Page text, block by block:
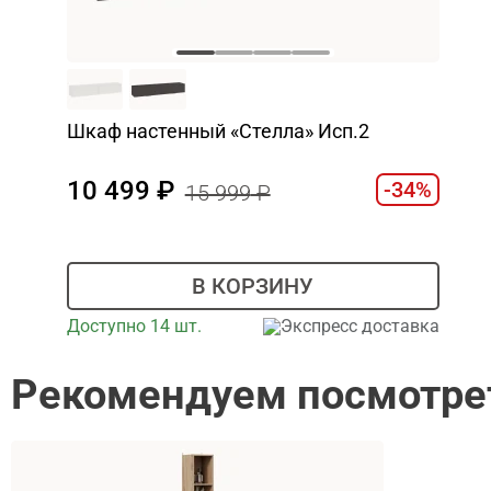
Шкаф настенный «Стелла» Исп.2
10 499 15 999 -34%
В КОРЗИНУ
Доступно 14 шт. Экспресс доставка
Рекомендуем